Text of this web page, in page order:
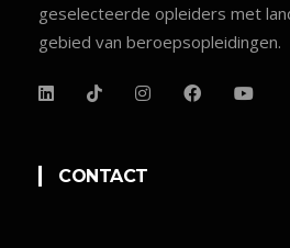
geselecteerde opleiders met
gebied van beroepsopleidingen.
CONTACT